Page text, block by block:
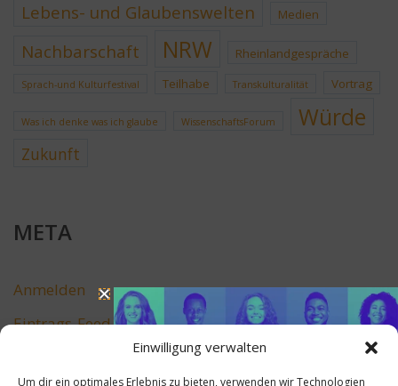
Einwilligung verwalten
Um dir ein optimales Erlebnis zu bieten, verwenden wir Technologien
Lebens- und Glaubenswelten Medien
Nachbarschaft NRW Rheinlandgespräche
Sprach-und Kulturfestival Teilhabe Transkulturalität Vortrag
Was ich denke was ich glaube WissenschaftsForum Würde
Zukunft
META
Anmelden
Eintrags-Feed
Kommentar-Feed